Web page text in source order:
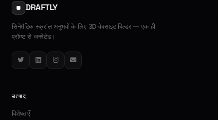
DRAFTLY
सिनेमैटिक स्क्रॉल अनुभवों के लिए 3D वेबसाइट बिल्डर — एक ही
प्रॉम्प्ट से जनरेटेड।
TwitterLinkedInInstagram
Email
उत्पाद
विशेषताएँ